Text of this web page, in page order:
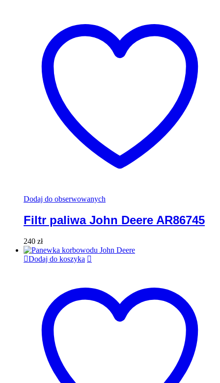
Dodaj do obserwowanych
Filtr paliwa John Deere AR86745
240 zł
Dodaj do koszyka